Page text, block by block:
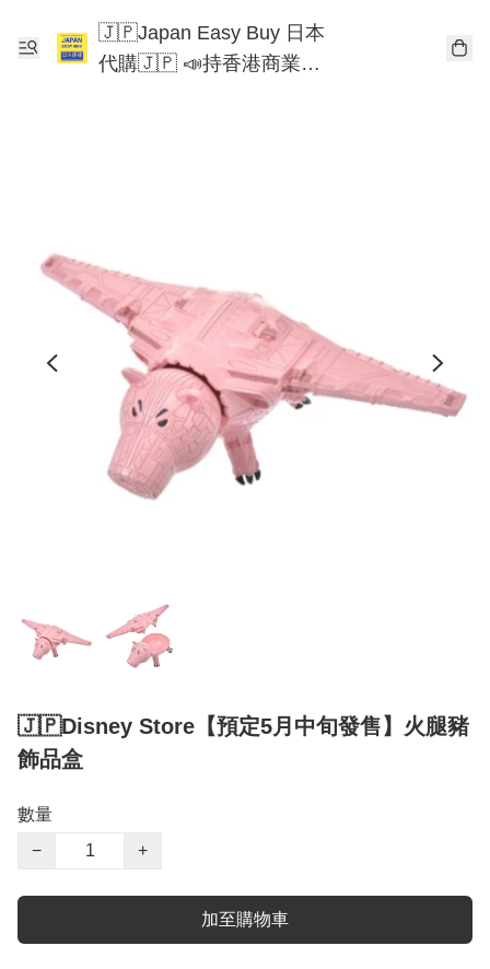
🇯🇵Japan Easy Buy 日本
代購🇯🇵 📣持香港商業登
🇯🇵Disney Store【預定5月中旬發售】火腿豬
飾品盒
數量
−
+
加至購物車